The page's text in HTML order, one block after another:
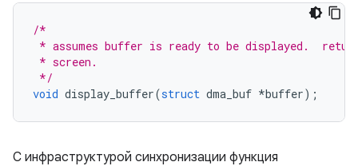
/*
* assumes buffer is ready to be displayed.
* screen.
*/
void display_buffer(struct dma_buf *buffer);
С инфраструктурой синхронизации функция